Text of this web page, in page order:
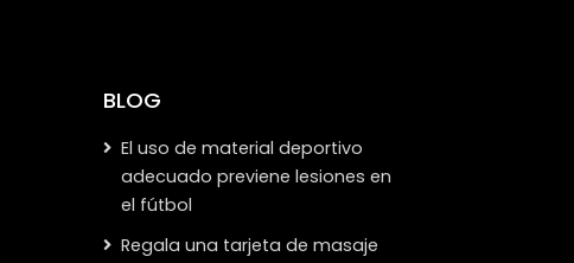
BLOG
El uso de material deportivo
adecuado previene lesiones en
el fútbol
Regala una tarjeta de masaje